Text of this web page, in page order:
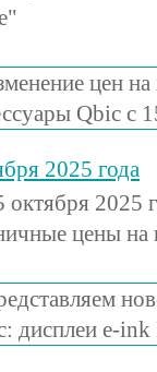
2025 года
октября 2025
цены